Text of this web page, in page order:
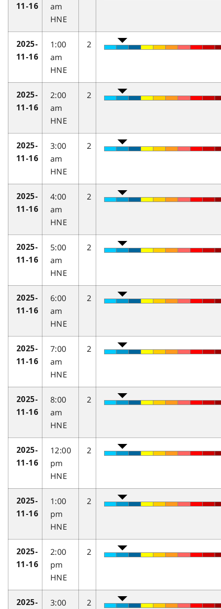
11-16
am
HNE
2025-
11-16
1:00
am
HNE
2
2025-
11-16
2:00
am
HNE
2
2025-
11-16
3:00
am
HNE
2
2025-
11-16
4:00
am
HNE
2
2025-
11-16
5:00
am
HNE
2
2025-
11-16
6:00
am
HNE
2
2025-
11-16
7:00
am
HNE
2
2025-
11-16
8:00
am
HNE
2
2025-
11-16
12:00
pm
HNE
2
2025-
11-16
1:00
pm
HNE
2
2025-
11-16
2:00
pm
HNE
2
2025-
3:00
2